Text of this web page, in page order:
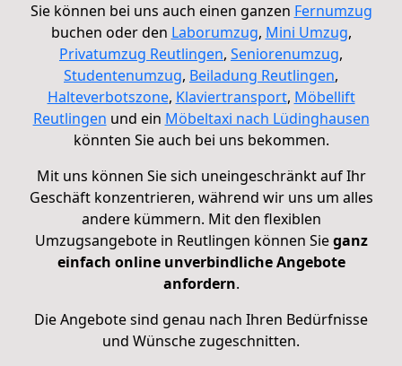
Sie können bei uns auch einen ganzen Fernumzug
buchen oder den Laborumzug, Mini Umzug,
Privatumzug Reutlingen, Seniorenumzug,
Studentenumzug, Beiladung Reutlingen,
Halteverbotszone, Klaviertransport, Möbellift
Reutlingen und ein Möbeltaxi nach Lüdinghausen
könnten Sie auch bei uns bekommen.
Mit uns können Sie sich uneingeschränkt auf Ihr
Geschäft konzentrieren, während wir uns um alles
andere kümmern. Mit den flexiblen
Umzugsangebote in Reutlingen können Sieganz
einfach online unverbindliche Angebote
anfordern.
Die Angebote sind genau nach Ihren Bedürfnisse
und Wünsche zugeschnitten.